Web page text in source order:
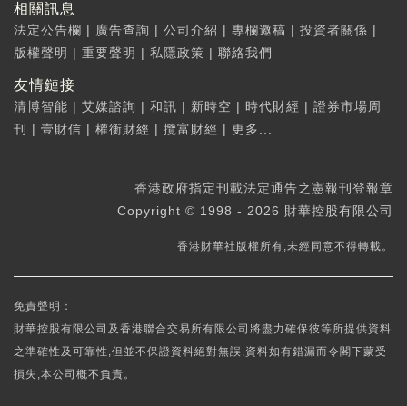
相關訊息
法定公告欄 | 廣告查詢 | 公司介紹 | 專欄邀稿 | 投資者關係 |
版權聲明 | 重要聲明 | 私隱政策 | 聯絡我們
友情鏈接
清博智能 | 艾媒諮詢 | 和訊 | 新時空 | 時代財經 | 證券市場周
刊
| 壹財信 | 權衡財經 | 攬富財經 | 更多...
香港政府指定刊載法定通告之憲報刊登報章
Copyright © 1998 - 2026 財華控股有限公司
香港財華社版權所有,未經同意不得轉載。
免責聲明：
財華控股有限公司及香港聯合交易所有限公司將盡力確保彼等所提供資料
之準確性及可靠性,但並不保證資料絕對無誤,資料如有錯漏而令閣下蒙受
損失,本公司概不負責。